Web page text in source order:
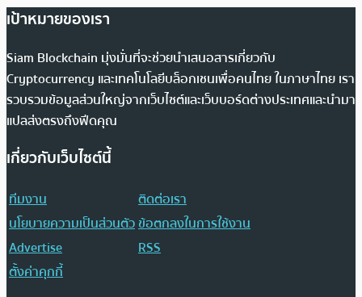
เป้าหมายของเรา
Siam Blockchain มุ่งมั่นที่จะช่วยนำเสนอสารเกี่ยวกับ
Cryptocurrency และเทคโนโลยีบล็อกเชนเพื่อคนไทย ในภาษาไทย เรา
รวบรวมข้อมูลส่วนใหญ่จากเว็บไซต์และเว็บบอร์ดต่างประเทศและนำมา
แปลส่งตรงถึงฟีดคุณ
เกี่ยวกับเว็บไซต์นี้
ทีมงาน
ติดต่อเรา
นโยบายความเป็นส่วนตัวข้อตกลงในการใช้งาน
Advertise
RSS
ตั้งค่าคุกกี้